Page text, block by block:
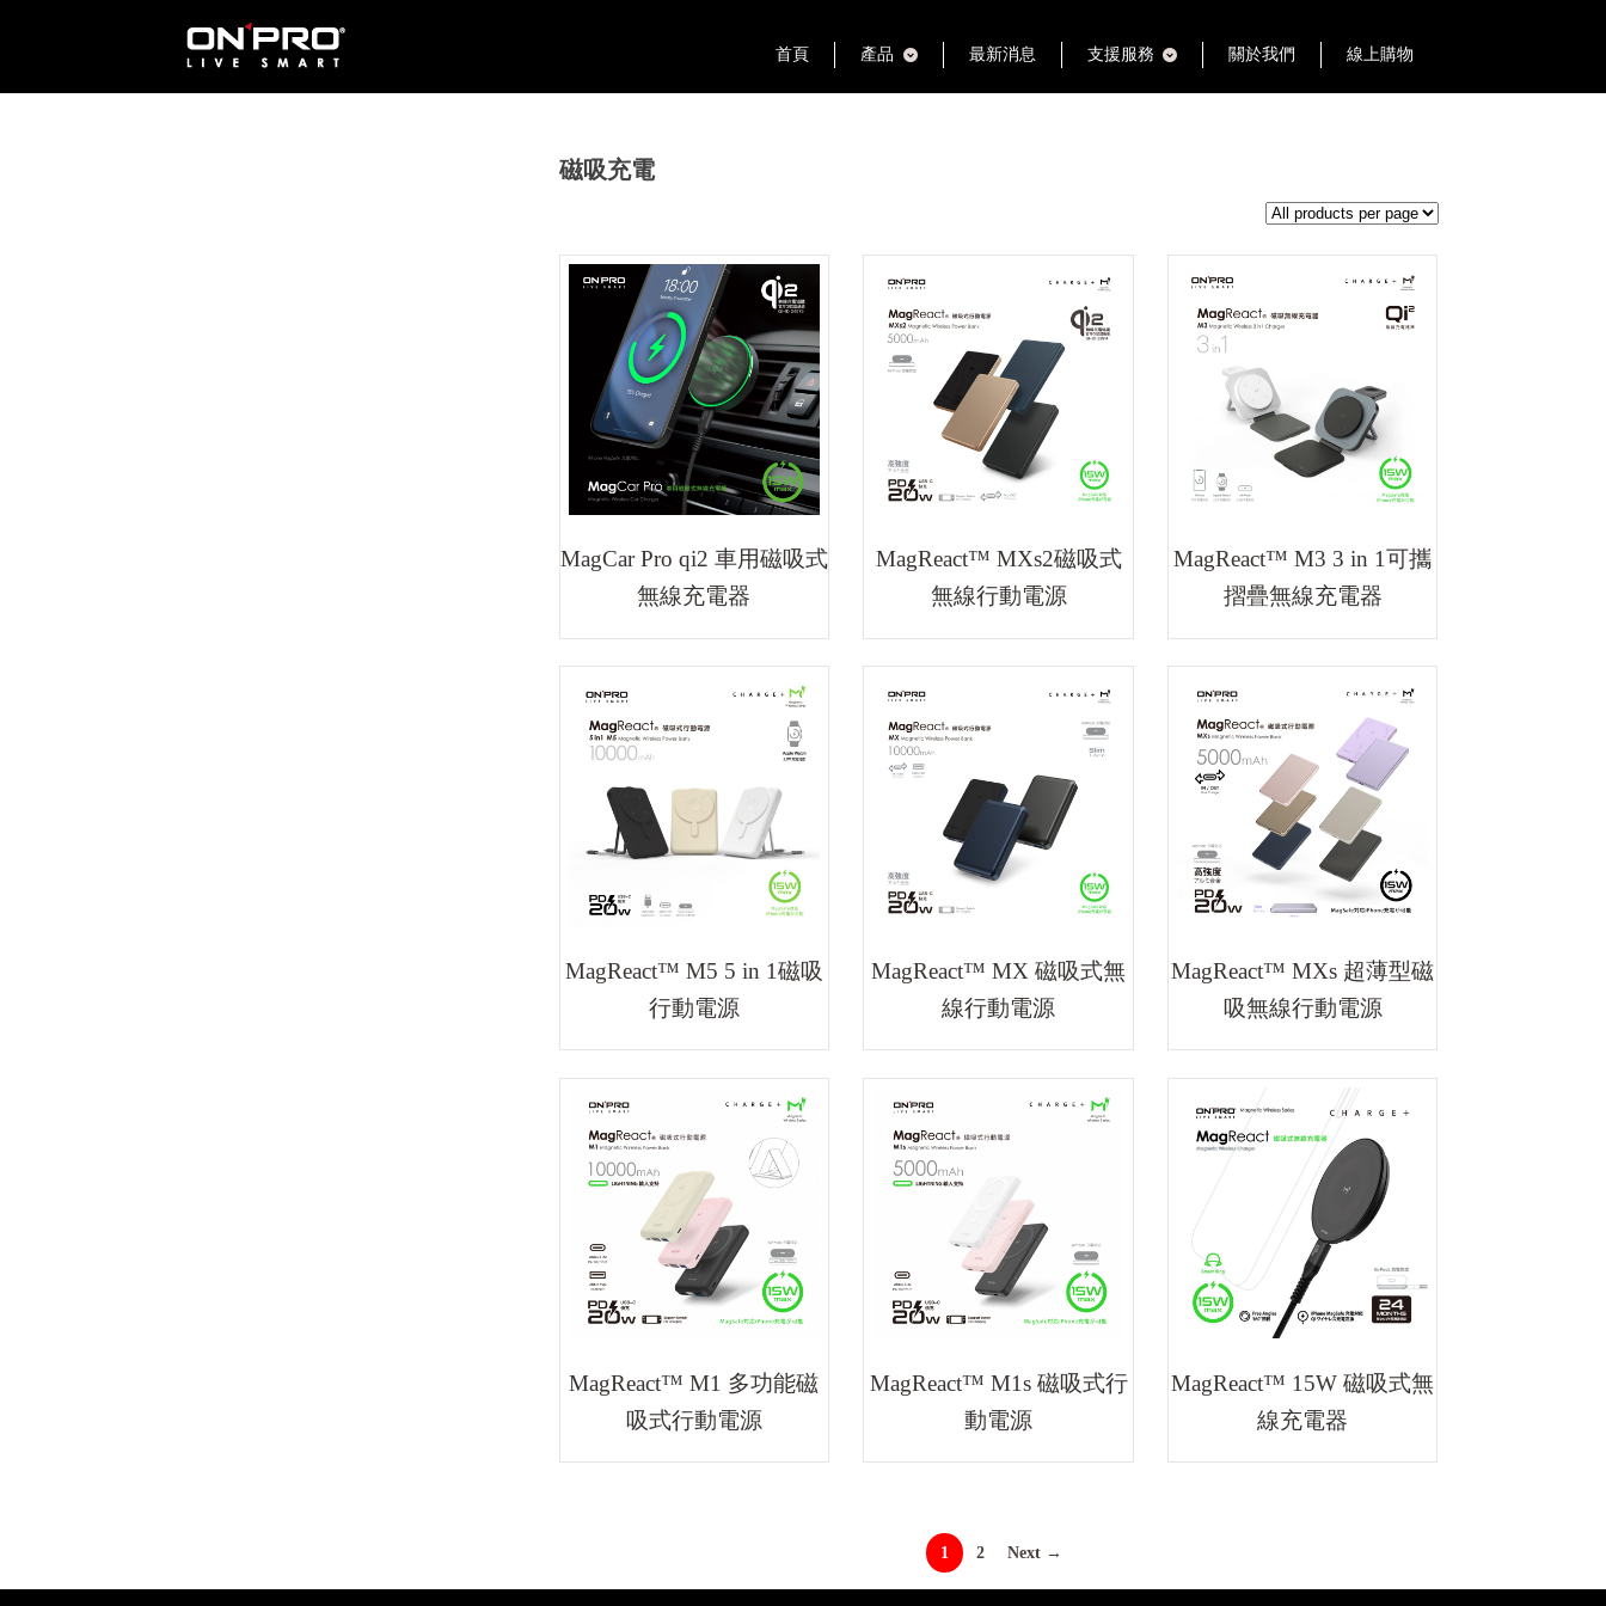
首頁 產品 最新消息 支援服務 關於我們 線上購物
磁吸充電
MagCar Pro qi2 車用磁吸式
無線充電器
MagReact™ MXs2磁吸式
無線行動電源
MagReact™ M3 3 in 1可攜
摺疊無線充電器
MagReact™ M5 5 in 1磁吸
行動電源
MagReact™ MX 磁吸式無
線行動電源
MagReact™ MXs 超薄型磁
吸無線行動電源
MagReact™ M1 多功能磁
吸式行動電源
MagReact™ M1s 磁吸式行
動電源
MagReact™ 15W 磁吸式無
線充電器
1 2 Next →